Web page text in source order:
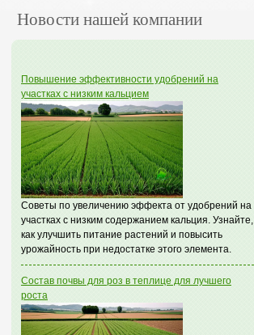
Новости нашей компании
Повышение эффективности удобрений на
участках с низким кальцием
Советы по увеличению эффекта от удобрений на
участках с низким содержанием кальция. Узнайте,
как улучшить питание растений и повысить
урожайность при недостатке этого элемента.
Состав почвы для роз в теплице для лучшего
роста